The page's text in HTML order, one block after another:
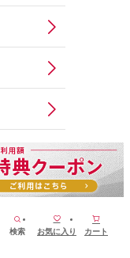
検索 お気に入り カート